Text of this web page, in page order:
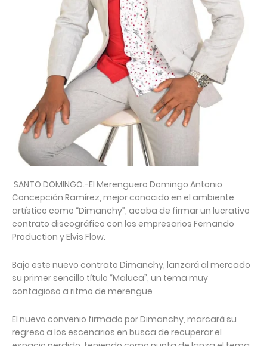
SANTO DOMINGO.-El Merenguero Domingo Antonio
Concepción Ramírez, mejor conocido en el ambiente
artístico como “Dimanchy”, acaba de firmar un lucrativo
contrato discográfico con los empresarios Fernando
Production y Elvis Flow.
Bajo este nuevo contrato Dimanchy, lanzará al mercado
su primer sencillo título “Maluca”, un tema muy
contagioso a ritmo de merengue
El nuevo convenio firmado por Dimanchy, marcará su
regreso a los escenarios en busca de recuperar el